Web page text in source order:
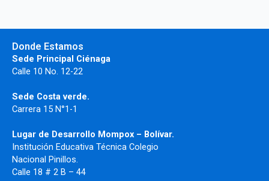
Donde Estamos
Sede Principal Ciénaga
Calle 10 No. 12-22
Sede Costa verde.
Carrera 15 N°1-1
Lugar de Desarrollo Mompox – Bolívar.
Institución Educativa Técnica Colegio
Nacional Pinillos.
Calle 18 # 2 B – 44